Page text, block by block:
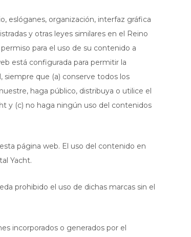
eslóganes, organización, interfaz gráfica
y otras leyes similares en el Reino
para el uso de su contenido a
está configurada para permitir la
siempre que (a) conserve todos los
haga público, distribuya o utilice el
y (c) no haga ningún uso del contenidos
página web. El uso del contenido en
Yacht.
prohibido el uso de dichas marcas sin el
incorporados o generados por el